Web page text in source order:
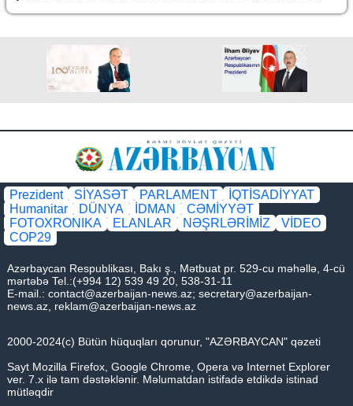
Prezident SİYASƏT PARLAMENT
İQTİSADİYYAT
Humanitar
DÜNYA İDMAN
CƏMİYYƏT
FOTOXRONIKA
ELANLAR NƏŞRLƏRİMİZ
VİDEO
COP29
Azərbaycan Respublikası, Bakı ş., Mətbuat pr. 529-cu məhəllə, 4-cü
mərtəbə Tel.:(+994 12) 539 49 20, 538-31-11
E-mail.: contact@azerbaijan-news.az; secretary@azerbaijan-
news.az reklam@azerbaijan-news.az
2000-2024(c) Bütün hüquqları qorunur, "AZƏRBAYCAN" qəzeti
Sayt Mozilla Firefox, Google Chrome, Opera və Internet Explorer
ver. 7.x ilə tam dəstəklənir. Məlumatdan istifadə etdikdə istinad
mütləqdir